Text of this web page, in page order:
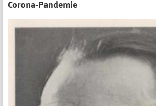
Corona-Pandemie